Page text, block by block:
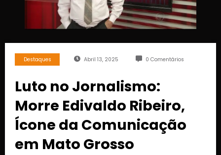
Destaques Abril 13, 2025 0 Comentários
Luto no Jornalismo:
Morre Edivaldo Ribeiro,
Ícone da Comunicação
em Mato Grosso